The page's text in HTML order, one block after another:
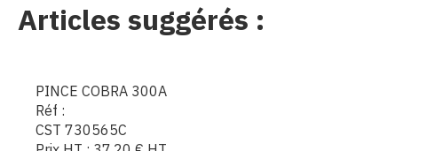
Articles suggérés :
PINCE COBRA 300A
Réf :
CST 730565C